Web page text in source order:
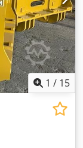
1 / 15